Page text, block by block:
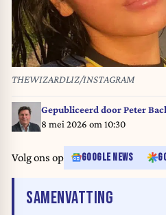
THEWIZARDLIZ/INSTAGRAM
Gepubliceerd doorPeter
8 mei 2026 om 10:30
Volg ons op GOOGLE NEWS
SAMENVATTING